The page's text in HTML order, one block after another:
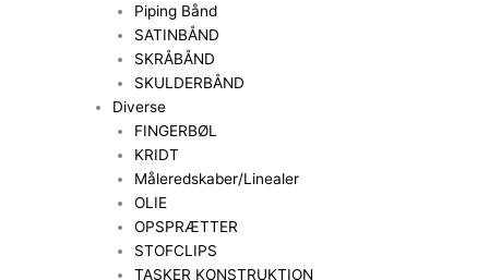
Piping Bånd
SATINBÅND
SKRÅBÅND
SKULDERBÅND
Diverse
FINGERBØL
KRIDT
Måleredskaber/Linealer
OLIE
OPSPRÆTTER
STOFCLIPS
TASKER KONSTRUKTION